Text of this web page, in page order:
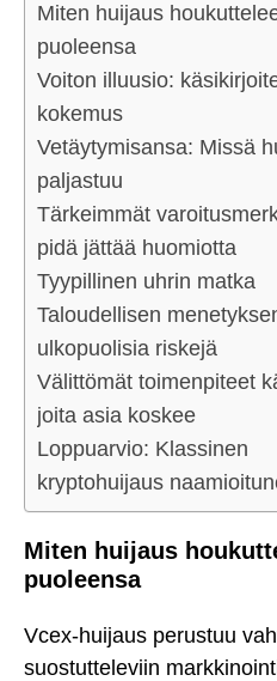
Miten huijaus
puoleensa
Voiton illuusio:
kokemus
Vetäytymisansa: Missä
paljastuu
Tärkeimmät
pidä jättää huomiotta
Tyypillinen uhrin matka
Taloudellisen
ulkopuolisia riskejä
Välittömät toimenpiteet
joita asia koskee
Loppuarvio: Klassinen
kryptohuijaus
Miten huijaus
puoleensa
Vcex-huijaus perustuu
suostutteleviin